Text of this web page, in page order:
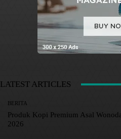
LATEST ARTICLES
BERITA
Produk Kopi Premium Asal
2026